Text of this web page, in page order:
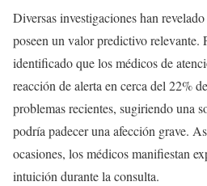
Diversas investigaciones han
poseen un valor predictivo relevante.
identificado que los médicos de
reacción de alerta en cerca del 22%
problemas recientes, sugiriendo una
podría padecer una afección grave.
ocasiones, los médicos manifiestan
intuición durante la consulta.